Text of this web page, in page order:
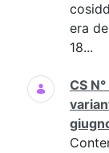
era
18...
CS